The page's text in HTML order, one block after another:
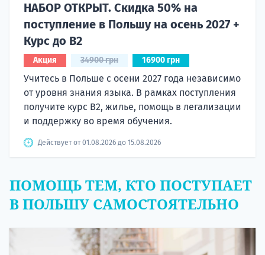
НАБОР ОТКРЫТ. Скидка 50% на
поступление в Польшу на осень 2027 +
Курс до B2
Акция 34900 грн 16900 грн
Учитесь в Польше с осени 2027 года независимо
от уровня знания языка. В рамках поступления
получите курс B2, жилье, помощь в легализации
и поддержку во время обучения.
Действует от 01.08.2026 до 15.08.2026
ПОМОЩЬ ТЕМ, КТО ПОСТУПАЕТ
В ПОЛЬШУ САМОСТОЯТЕЛЬНО